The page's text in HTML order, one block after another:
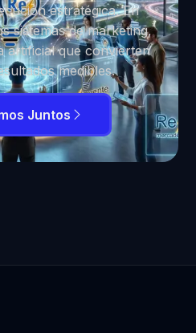
estratégica. En
sistemas de marketing,
artificial que convierten
medibles.
Juntos